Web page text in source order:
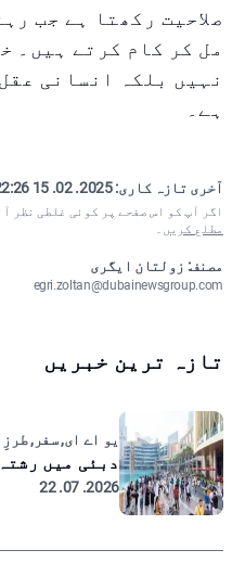
صلاحیت رکھتا ہے جب
مل کر کام کرتے ہیں۔
نہیں بلکہ انسانی
ہے۔
آخری تازہ کاری:2025. 02. 15 22:26
اگر آپ کو اس صفحے پر کوئی غلطی نظر
مطلع کریں ۔
مصنف: زولتان ایگری
egri.zoltan@dubainewsgroup.com
تازہ ترین خبریں
یو اے ای, سفر,
دبئی میں
2026. 07. 22